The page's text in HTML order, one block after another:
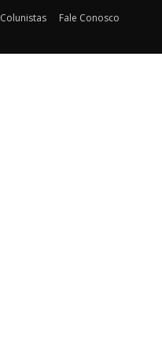
Colunistas
Fale Conosco